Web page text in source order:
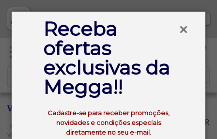
Receba
ofertas
exclusivas da
Megga!!
Cadastre-se para receber promoções,
novidades e condições especiais
diretamente no seu e-mail.
VINHOS FINOS SEM ALCOOL
VOLTAR
BEBIDAS NAO ALCOOLICAS
VINHOS FINOS SEM ALCOOL